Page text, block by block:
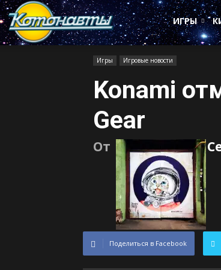
Котонавты
ИГРЫ
Игры Игровые новости
Konami
Gear
От
Поделиться в Facebook